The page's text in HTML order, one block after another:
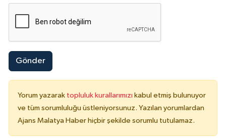
Gönder
Yorum yazarak topluluk kurallarımızı kabul etmiş bulunuyor
ve tüm sorumluluğu üstleniyorsunuz. Yazılan yorumlardan
Ajans Malatya Haber hiçbir şekilde sorumlu tutulamaz.